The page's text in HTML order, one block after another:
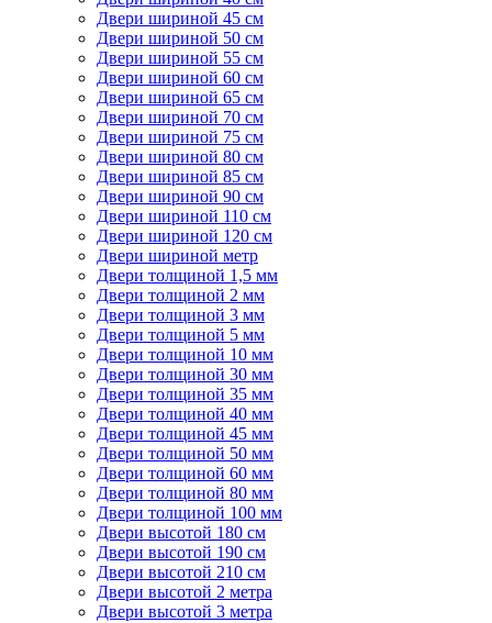
Двери шириной 45 см
Двери шириной 50 см
Двери шириной 55 см
Двери шириной 60 см
Двери шириной 65 см
Двери шириной 70 см
Двери шириной 75 см
Двери шириной 80 см
Двери шириной 85 см
Двери шириной 90 см
Двери шириной 110 см
Двери шириной 120 см
Двери шириной метр
Двери толщиной 1,5 мм
Двери толщиной 2 мм
Двери толщиной 3 мм
Двери толщиной 5 мм
Двери толщиной 10 мм
Двери толщиной 30 мм
Двери толщиной 35 мм
Двери толщиной 40 мм
Двери толщиной 45 мм
Двери толщиной 50 мм
Двери толщиной 60 мм
Двери толщиной 80 мм
Двери толщиной 100 мм
Двери высотой 180 см
Двери высотой 190 см
Двери высотой 210 см
Двери высотой 2 метра
Двери высотой 3 метра